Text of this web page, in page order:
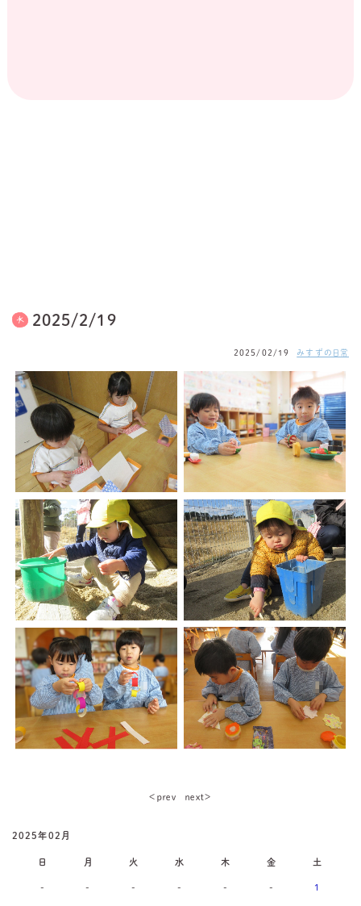
2025/2/19
2025/02/19 みすずの日常
＜ｐｒｅｖ ｎｅｘｔ＞
2025年02月
日 月 火 水 木 金 土
- - - - - - 1